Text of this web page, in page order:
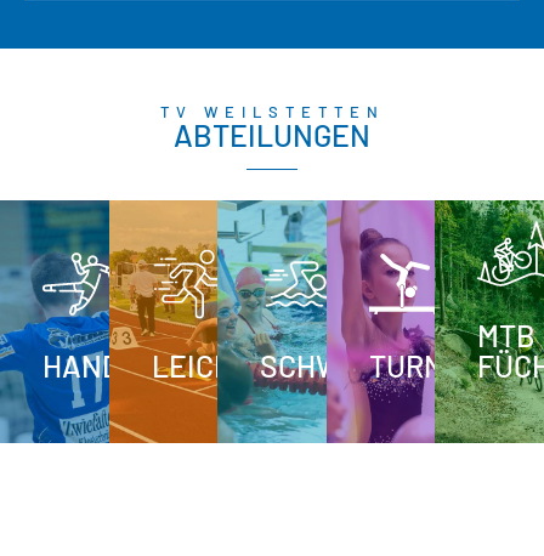
TV WEILSTETTEN
ABTEILUNGEN
HANDBALLLEICHTATHLETIK
SCHWIMMEN
TURNEN
MTB